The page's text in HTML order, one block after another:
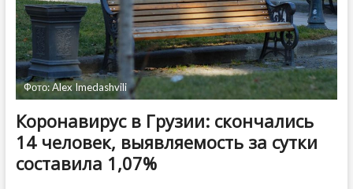
Фото: Alex Imedashvili
Коронавирус в Грузии: скончались
14 человек, выявляемость за сутки
составила 1,07%